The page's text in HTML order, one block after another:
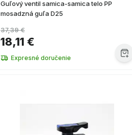
Guľový ventil samica-samica telo PP
mosadzná guľa D25
18,11 €
37,39 €
Expresné doručenie